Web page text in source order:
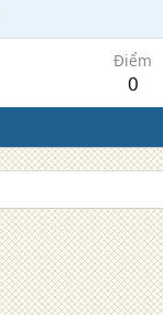
Điểm
0